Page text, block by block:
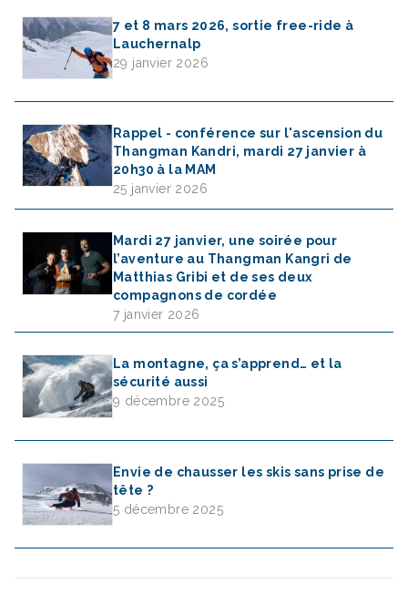
7 et 8 mars 2026, sortie free-ride à
Lauchernalp
29 janvier 2026
Rappel - conférence sur l'ascension du
Thangman Kandri, mardi 27 janvier à
20h30 à la MAM
25 janvier 2026
Mardi 27 janvier, une soirée pour
l’aventure au Thangman Kangri de
Matthias Gribi et de ses deux
compagnons de cordée
7 janvier 2026
La montagne, ça s’apprend… et la
sécurité aussi
9 décembre 2025
Envie de chausser les skis sans prise de
tête ?
5 décembre 2025